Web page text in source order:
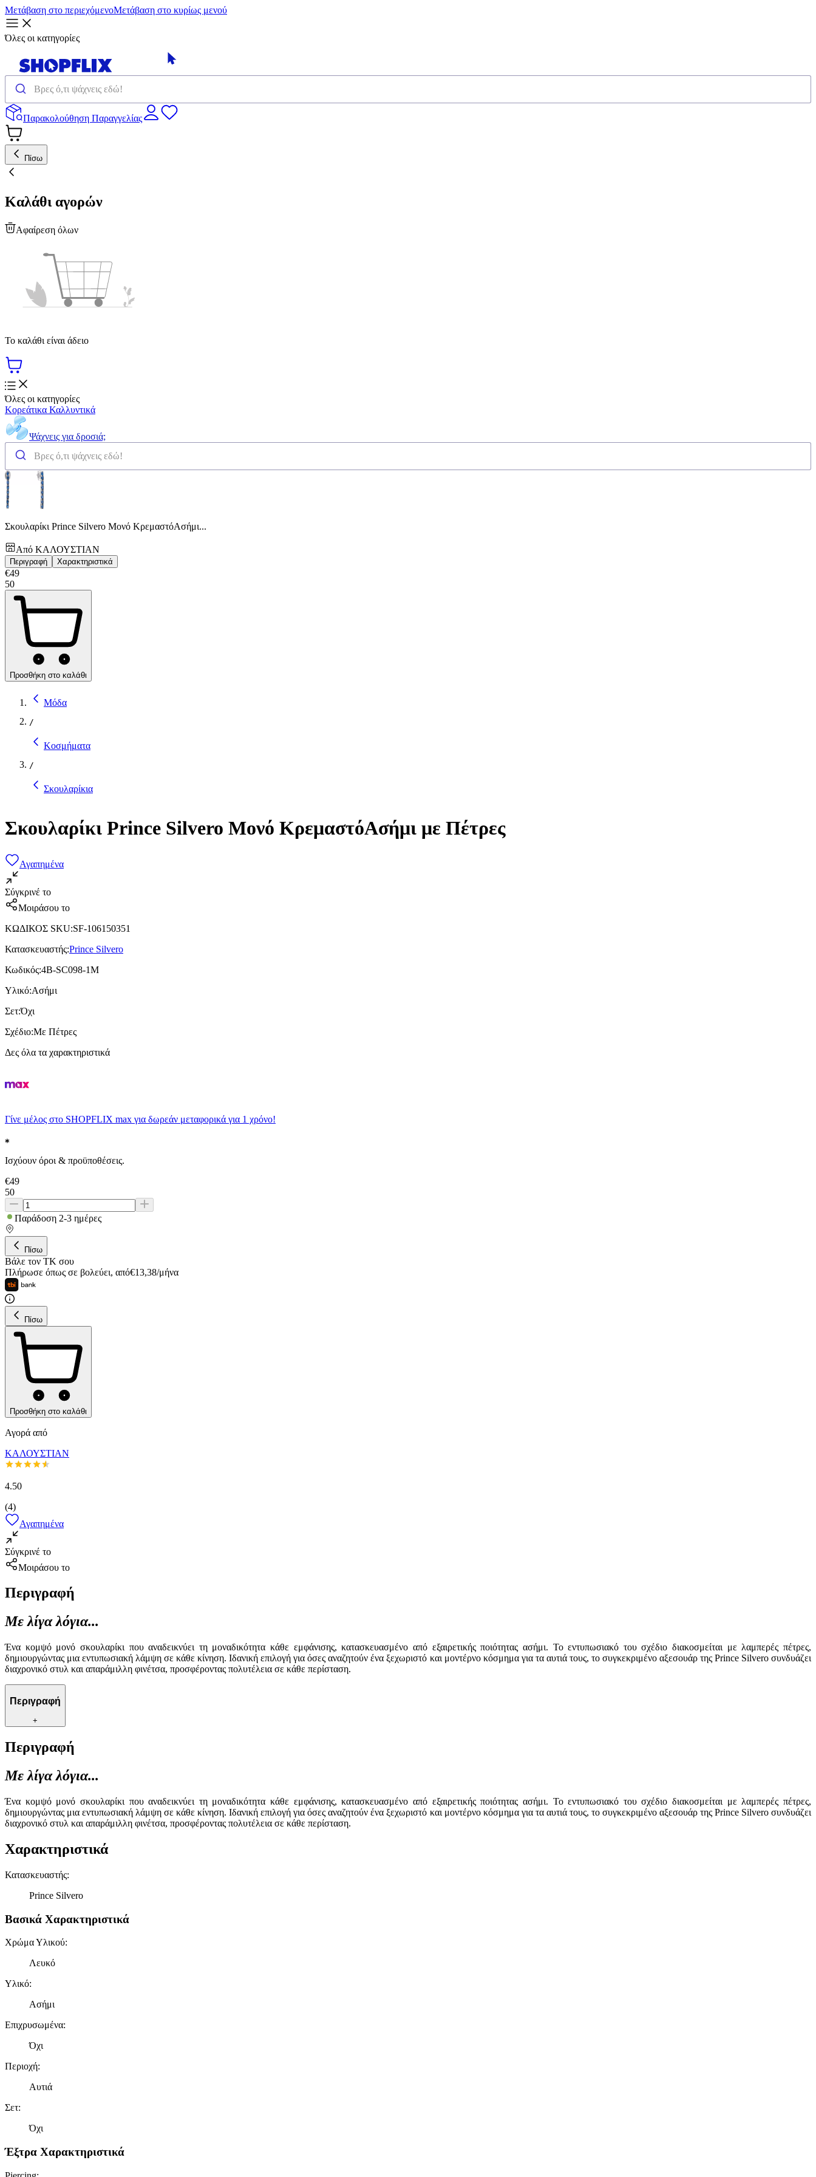
Μετάβαση στο περιεχόμενοΜετάβαση στο κυρίως μενού
Όλες οι κατηγορίες
Παρακολούθηση Παραγγελίας
Πίσω
Καλάθι αγορών
Αφαίρεση όλων
Το καλάθι είναι άδειο
Όλες οι κατηγορίες
Κορεάτικα Καλλυντικά
Ψάχνεις για δροσιά;
Σκουλαρίκι Prince Silvero Μονό ΚρεμαστόΑσήμι...
Από ΚΑΛΟΥΣΤΙΑΝ
Περιγραφή Χαρακτηριστικά
€49
50
Προσθήκη στο καλάθι
Μόδα
/
Κοσμήματα
/
Σκουλαρίκια
Σκουλαρίκι Prince Silvero Μονό ΚρεμαστόΑσήμι με Πέτρες
Αγαπημένα
Σύγκρινέ το
Μοιράσου το
ΚΩΔΙΚΟΣ SKU:SF-106150351
Κατασκευαστής:Prince Silvero
Κωδικός:4B-SC098-1M
Υλικό:Ασήμι
Σετ:Όχι
Σχέδιο:Με Πέτρες
Δες όλα τα χαρακτηριστικά
Γίνε μέλος στο SHOPFLIX max για δωρεάν μεταφορικά για 1 χρόνο!
Ισχύουν όροι & προϋποθέσεις.
€49
50
Παράδοση 2-3 ημέρες
Πίσω
Βάλε τον ΤΚ σου
Πλήρωσε όπως σε βολεύει, από€13,38/μήνα
Πίσω
Προσθήκη στο καλάθι
Αγορά από
ΚΑΛΟΥΣΤΙΑΝ
4.50
(4)
Αγαπημένα
Σύγκρινέ το
Μοιράσου το
Περιγραφή
Με λίγα λόγια...
Ένα κομψό μονό σκουλαρίκι που αναδεικνύει τη μοναδικότητα κάθε εμφάνισης, κατασκευασμένο από εξαιρετικής ποιότητας ασήμι. Το εντυπωσιακό του σχέδιο διακοσμείται με λαμπερές πέτρες,
δημιουργώντας μια εντυπωσιακή λάμψη σε κάθε κίνηση. Ιδανική επιλογή για όσες αναζητούν ένα ξεχωριστό και μοντέρνο κόσμημα για τα αυτιά τους, το συγκεκριμένο αξεσουάρ της Prince Silvero συνδυάζει
διαχρονικό στυλ και απαράμιλλη φινέτσα, προσφέροντας πολυτέλεια σε κάθε περίσταση.
Περιγραφή
+
Περιγραφή
Με λίγα λόγια...
Ένα κομψό μονό σκουλαρίκι που αναδεικνύει τη μοναδικότητα κάθε εμφάνισης, κατασκευασμένο από εξαιρετικής ποιότητας ασήμι. Το εντυπωσιακό του σχέδιο διακοσμείται με λαμπερές πέτρες,
δημιουργώντας μια εντυπωσιακή λάμψη σε κάθε κίνηση. Ιδανική επιλογή για όσες αναζητούν ένα ξεχωριστό και μοντέρνο κόσμημα για τα αυτιά τους, το συγκεκριμένο αξεσουάρ της Prince Silvero συνδυάζει
διαχρονικό στυλ και απαράμιλλη φινέτσα, προσφέροντας πολυτέλεια σε κάθε περίσταση.
Χαρακτηριστικά
Κατασκευαστής:
Prince Silvero
Βασικά Χαρακτηριστικά
Χρώμα Υλικού:
Λευκό
Υλικό:
Ασήμι
Επιχρυσωμένα:
Όχι
Περιοχή:
Αυτιά
Σετ:
Όχι
Έξτρα Χαρακτηριστικά